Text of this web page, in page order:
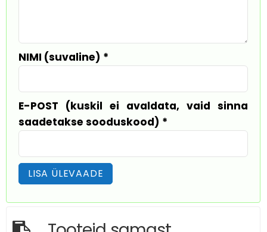
NIMI (suvaline) *
E-POST (kuskil ei avaldata, vaid sinna
saadetakse sooduskood) *